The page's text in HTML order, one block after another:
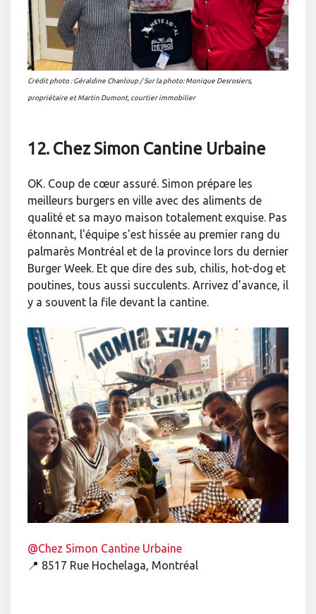
Crédit photo : Géraldine Chanloup / Sur la photo: Monique Desrosiers,
propriétaire et Martin Dumont, courtier immobilier
12. Chez Simon Cantine Urbaine
OK. Coup de cœur assuré. Simon prépare les
meilleurs burgers en ville avec des aliments de
qualité et sa mayo maison totalement exquise. Pas
étonnant, l'équipe s'est hissée au premier rang du
palmarès Montréal et de la province lors du dernier
Burger Week. Et que dire des sub, chilis, hot-dog et
poutines, tous aussi succulents. Arrivez d'avance, il
y a souvent la file devant la cantine.
@Chez Simon Cantine Urbaine
📍 8517 Rue Hochelaga, Montréal